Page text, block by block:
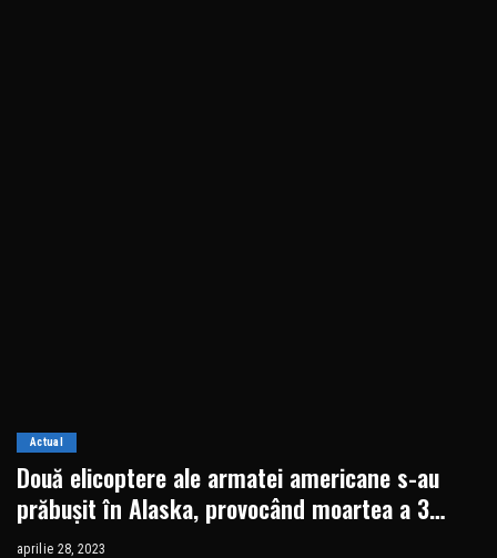
Actual
Două elicoptere ale armatei americane s-au
prăbușit în Alaska, provocând moartea a 3
soldați
aprilie 28, 2023